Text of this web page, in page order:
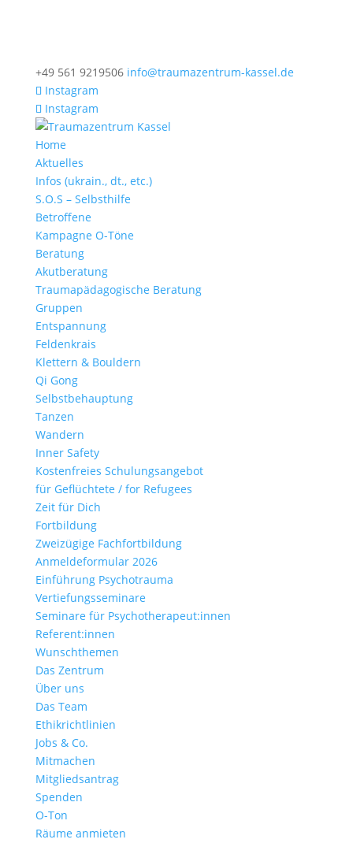
+49 561 9219506 info@traumazentrum-kassel.de
Instagram
Instagram
Home
Aktuelles
Infos (ukrain., dt., etc.)
S.O.S – Selbsthilfe
Betroffene
Kampagne O-Töne
Beratung
Akutberatung
Traumapädagogische Beratung
Gruppen
Entspannung
Feldenkrais
Klettern & Bouldern
Qi Gong
Selbstbehauptung
Tanzen
Wandern
Inner Safety
Kostenfreies Schulungsangebot
für Geflüchtete / for Refugees
Zeit für Dich
Fortbildung
Zweizügige Fachfortbildung
Anmeldeformular 2026
Einführung Psychotrauma
Vertiefungsseminare
Seminare für Psychotherapeut:innen
Referent:innen
Wunschthemen
Das Zentrum
Über uns
Das Team
Ethikrichtlinien
Jobs & Co.
Mitmachen
Mitgliedsantrag
Spenden
O-Ton
Räume anmieten